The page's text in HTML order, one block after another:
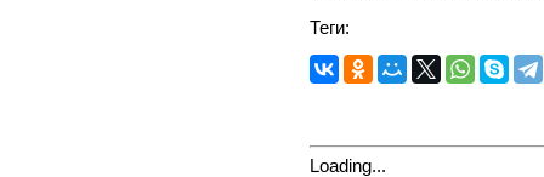
Теги:
Loading...